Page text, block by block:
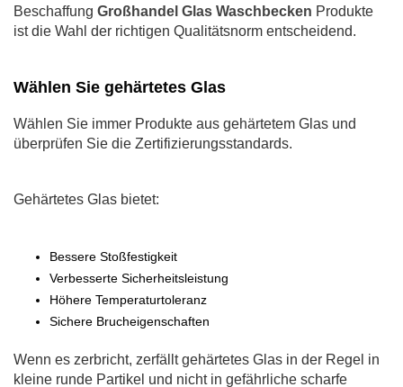
Beschaffung Großhandel Glas Waschbecken Produkte
ist die Wahl der richtigen Qualitätsnorm entscheidend.
Wählen Sie gehärtetes Glas
Wählen Sie immer Produkte aus gehärtetem Glas und
überprüfen Sie die Zertifizierungsstandards.
Gehärtetes Glas bietet:
Bessere Stoßfestigkeit
Verbesserte Sicherheitsleistung
Höhere Temperaturtoleranz
Sichere Brucheigenschaften
Wenn es zerbricht, zerfällt gehärtetes Glas in der Regel in
kleine runde Partikel und nicht in gefährliche scharfe